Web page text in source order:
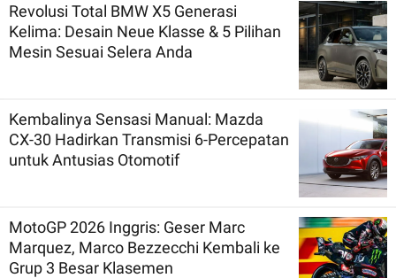
Revolusi Total BMW X5 Generasi
Kelima: Desain Neue Klasse & 5 Pilihan
Mesin Sesuai Selera Anda
Kembalinya Sensasi Manual: Mazda
CX-30 Hadirkan Transmisi 6-Percepatan
untuk Antusias Otomotif
MotoGP 2026 Inggris: Geser Marc
Marquez, Marco Bezzecchi Kembali ke
Grup 3 Besar Klasemen